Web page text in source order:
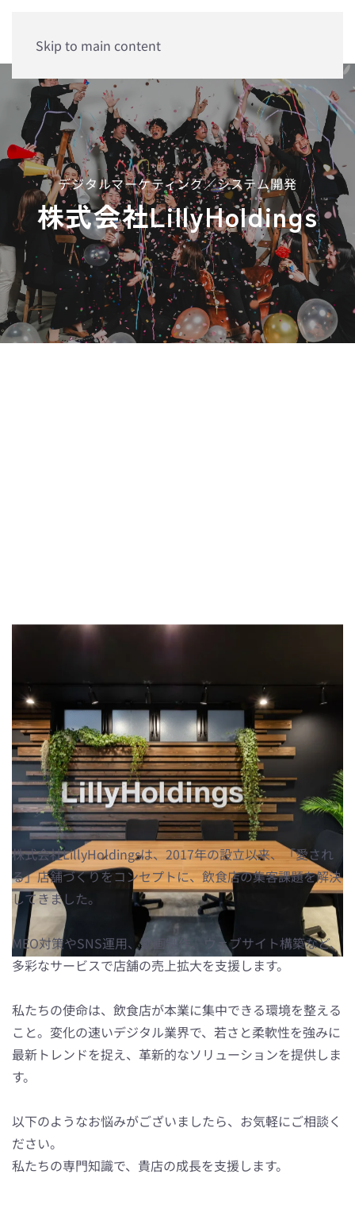
Skip to main content
デジタルマーケティング／システム開発
株式会社LillyHoldings
IT×マーケティングで「愛され
る」飲食店へ。あなたの強みを、
届けたい人へきちんと届けます！
株式会社LillyHoldingsは、2017年の設立以来、「愛され
る」店舗づくりをコンセプトに、飲食店の集客課題を解決
してきました。
MEO対策やSNS運用、動画制作、ウェブサイト構築など、
多彩なサービスで店舗の売上拡大を支援します。
私たちの使命は、飲食店が本業に集中できる環境を整える
こと。変化の速いデジタル業界で、若さと柔軟性を強みに
最新トレンドを捉え、革新的なソリューションを提供しま
す。
以下のようなお悩みがございましたら、お気軽にご相談く
ださい。
私たちの専門知識で、貴店の成長を支援します。